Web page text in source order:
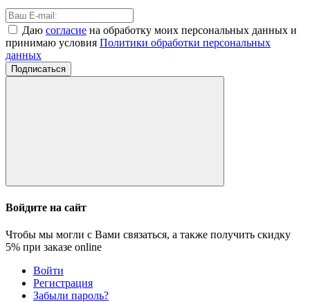
Даю согласие на обработку моих персональных данных и
принимаю условия Политики обработки персональных
данных
Подписаться
Войдите на сайт
Чтобы мы могли с Вами связаться, а также получить скидку
5% при заказе online
Войти
Регистрация
Забыли пароль?